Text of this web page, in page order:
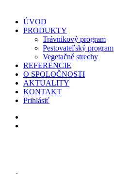
ÚVOD
PRODUKTY
Trávnikový program
Pestovateľský program
Vegetačné strechy
REFERENCIE
O SPOLOČNOSTI
AKTUALITY
KONTAKT
Prihlásiť